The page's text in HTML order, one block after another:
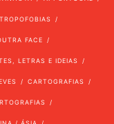
FACE
LETRAS E IDEIAS
CARTOGRAFIAS